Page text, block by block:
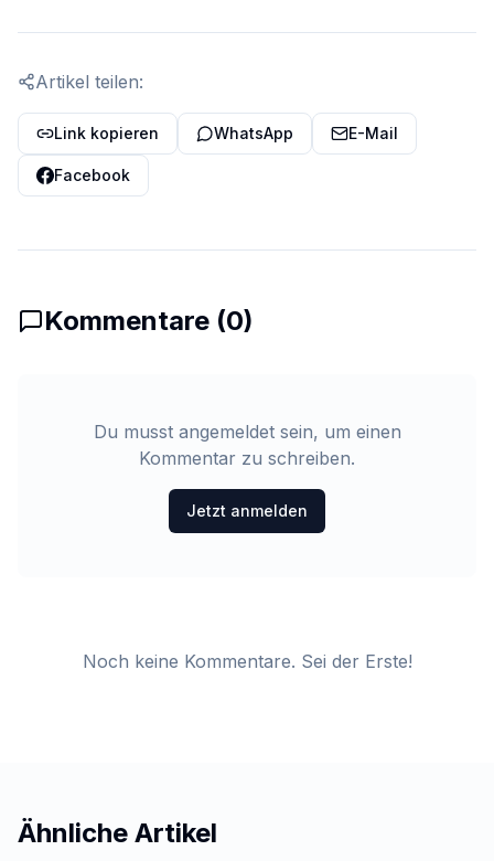
Artikel teilen:
Link kopieren WhatsApp E-Mail
Facebook
Kommentare (0)
Du musst angemeldet sein, um einen
Kommentar zu schreiben.
Jetzt anmelden
Noch keine Kommentare. Sei der Erste!
Ähnliche Artikel